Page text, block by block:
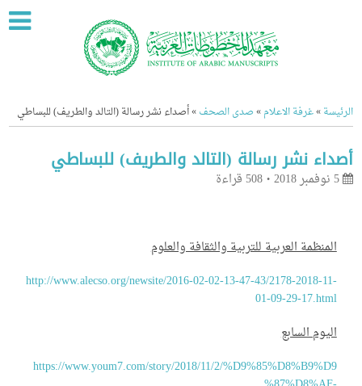
»غرفة الاعلام»صدى الصحف»أصداء نشر رسالة (التالد والطريف) للبساطي
نشر رسالة (التالد والطريف) للبساطي
508 قراءة
العربية للتربية والثقافة والعلوم
http://www.alecso.org/newsite/2016-02-02-13-47-43/2178-2018-
01-09-29-
السابع
https://www.youm7.com/story/2018/11/2/